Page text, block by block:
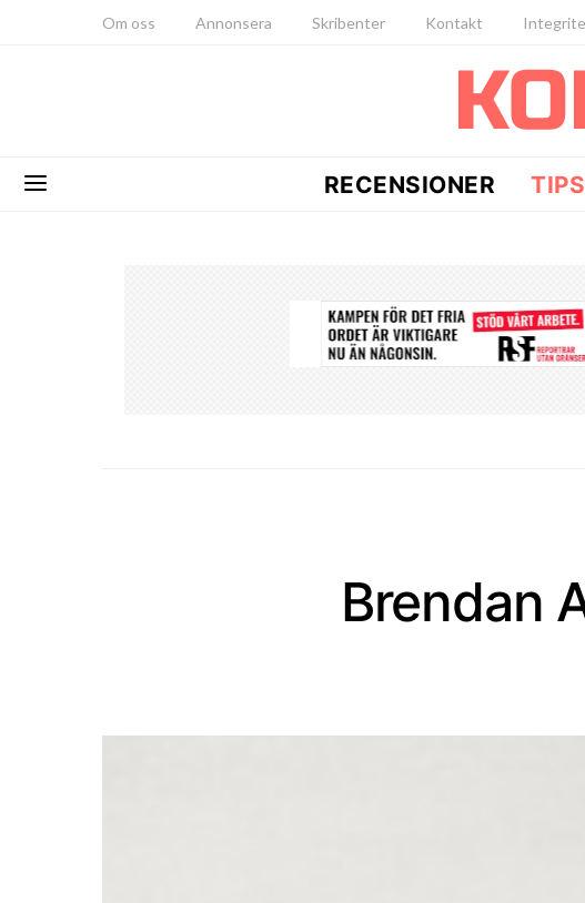
Om oss Annonsera Skribenter Kontakt
RECENSIONER TIPS
Brendan